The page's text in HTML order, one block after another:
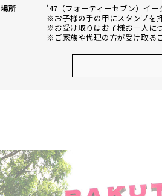
場所
'47（フォーティーセブン）イ
※お子様の手の甲にスタンプを押
※お受け取りはお子様お一人に
※ご家族や代理の方が受け取る